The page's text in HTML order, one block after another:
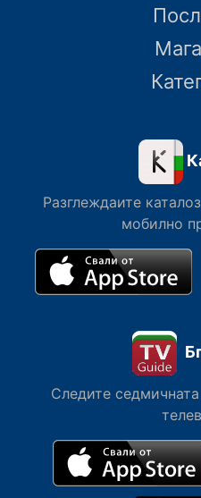
Разглеждаите
мобилно
Следите